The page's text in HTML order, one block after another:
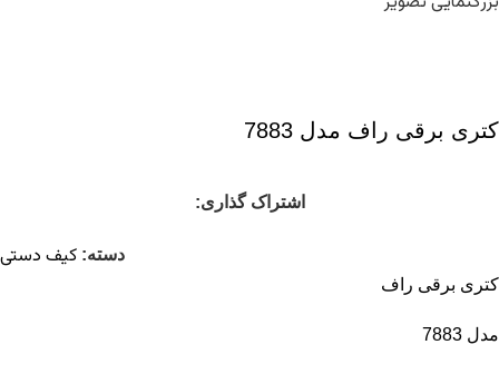
کتری برقی راف مدل 7883
اشتراک گذاری:
دسته: کیف دستی
کتری برقی راف
مدل 7883